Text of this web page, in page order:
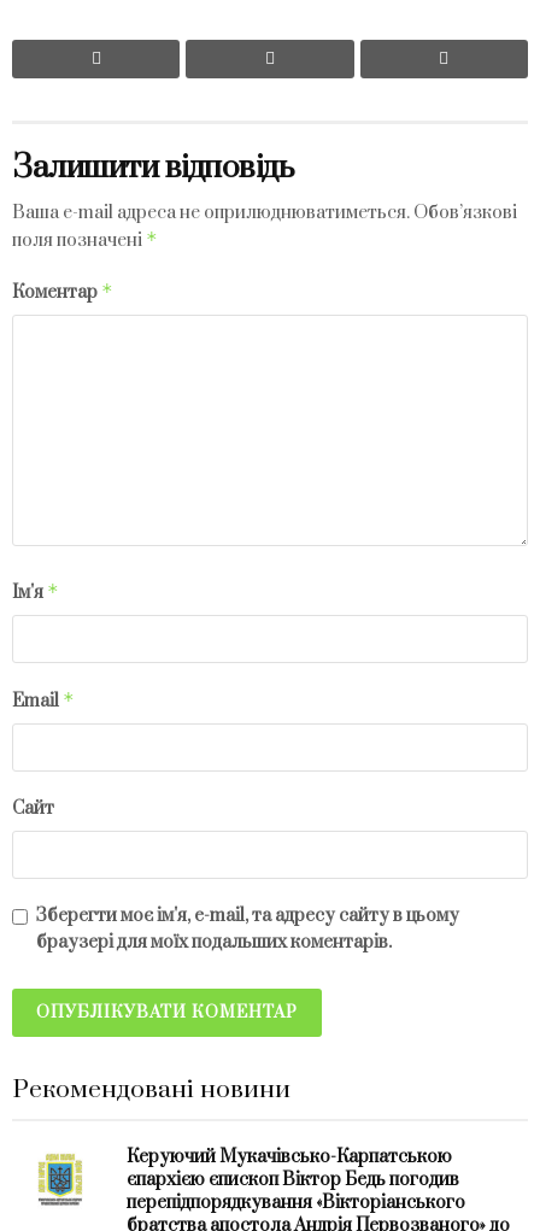
Залишити відповідь
Ваша e-mail адреса не оприлюднюватиметься. Обов’язкові
поля позначені *
Коментар *
Ім'я *
Email *
Сайт
Зберегти моє ім'я, e-mail, та адресу сайту в цьому
браузері для моїх подальших коментарів.
Рекомендовані новини
Керуючий Мукачівсько-Карпатською
єпархією єпископ Віктор Бедь погодив
перепідпорядкування «Вікторіанського
братства апостола Андрія Первозваного» до